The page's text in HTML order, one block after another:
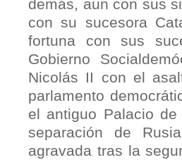
demás, aun con sus
con su sucesora
fortuna con sus
Gobierno
Nicolás II con el
parlamento
el antiguo Palacio
separación de
agravada tras la